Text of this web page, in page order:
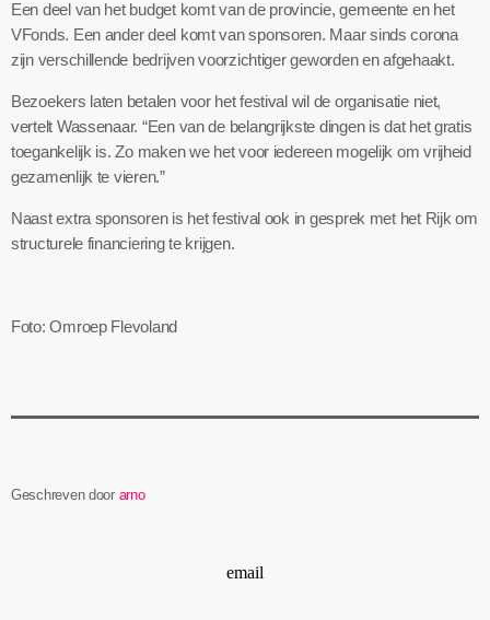
Een deel van het budget komt van de provincie, gemeente en het
VFonds. Een ander deel komt van sponsoren. Maar sinds corona
zijn verschillende bedrijven voorzichtiger geworden en afgehaakt.
Bezoekers laten betalen voor het festival wil de organisatie niet,
vertelt Wassenaar. “Een van de belangrijkste dingen is dat het gratis
toegankelijk is. Zo maken we het voor iedereen mogelijk om vrijheid
gezamenlijk te vieren.”
Naast extra sponsoren is het festival ook in gesprek met het Rijk om
structurele financiering te krijgen.
Foto: Omroep Flevoland
Geschreven door arno
email